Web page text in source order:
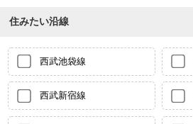
住みたい沿線
西武池袋線
西武新宿線